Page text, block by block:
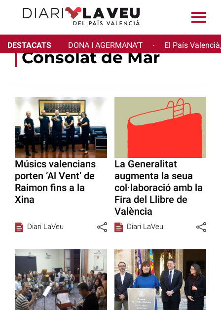
DESTACATS DONA I AGERMANA'T · El País
Consolat de Mar
Músics valencians
porten ‘Al Vent’ de
Raimon fins a la
Xina
Diari LaVeu
La Generalitat
augmenta la seua
col·laboració amb la
Fira del Llibre de
València
Diari LaVeu